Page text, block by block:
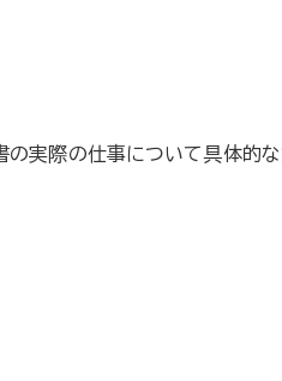
の実際の仕事について具体的